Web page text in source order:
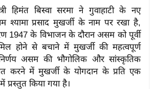
हिमंत बिस्वा सरमा ने गुवाहाटी के नए
श्यामा प्रसाद मुखर्जी के नाम पर रखा है,
1947 के विभाजन के दौरान असम को पूर्वी
होने से बचाने में मुखर्जी की महत्वपूर्ण
असम की भौगोलिक और सांस्कृतिक
करने में मुखर्जी के योगदान के प्रति एक
प्रस्तुत किया गया है।